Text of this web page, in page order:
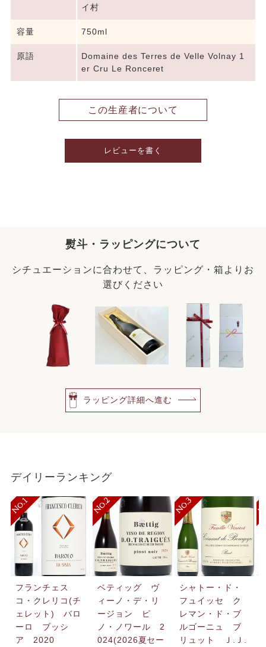
イ村
容量 750ml
原語
Domaine des Terres de Velle Volnay 1
er Cru Le Ronceret
この生産者について
レビューを書く
熨斗・ラッピングについて
シチュエーションに合わせて、ラッピング・箱よりお
選びください
ラッピング詳細へ進む
デイリーランキング
フランチェス
コ・クレリコ(チ
ェレット) バロ
ーロ ブッシ
ア 2020
ベティッグ ヴ
ィーノ・デ・リ
ージョン ピ
ノ・ノワール 2
024(2026夏セー
シャトー・ド・
フュイッセ ク
レマン・ド・ブ
ルゴーニュ ブ
リュット Ｊ.Ｊ.